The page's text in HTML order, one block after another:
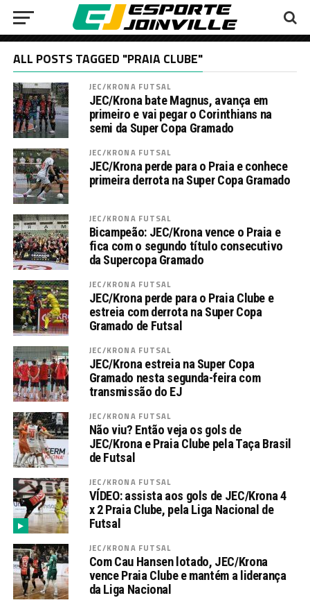
ALL POSTS TAGGED "PRAIA CLUBE"
JEC/KRONA FUTSAL
JEC/Krona bate Magnus, avança em
primeiro e vai pegar o Corinthians na
semi da Super Copa Gramado
JEC/KRONA FUTSAL
JEC/Krona perde para o Praia e conhece
primeira derrota na Super Copa Gramado
JEC/KRONA FUTSAL
Bicampeão: JEC/Krona vence o Praia e
fica com o segundo título consecutivo
da Supercopa Gramado
JEC/KRONA FUTSAL
JEC/Krona perde para o Praia Clube e
estreia com derrota na Super Copa
Gramado de Futsal
JEC/KRONA FUTSAL
JEC/Krona estreia na Super Copa
Gramado nesta segunda-feira com
transmissão do EJ
JEC/KRONA FUTSAL
Não viu? Então veja os gols de
JEC/Krona e Praia Clube pela Taça Brasil
de Futsal
JEC/KRONA FUTSAL
VÍDEO: assista aos gols de JEC/Krona 4
x 2 Praia Clube, pela Liga Nacional de
Futsal
JEC/KRONA FUTSAL
Com Cau Hansen lotado, JEC/Krona
vence Praia Clube e mantém a liderança
da Liga Nacional